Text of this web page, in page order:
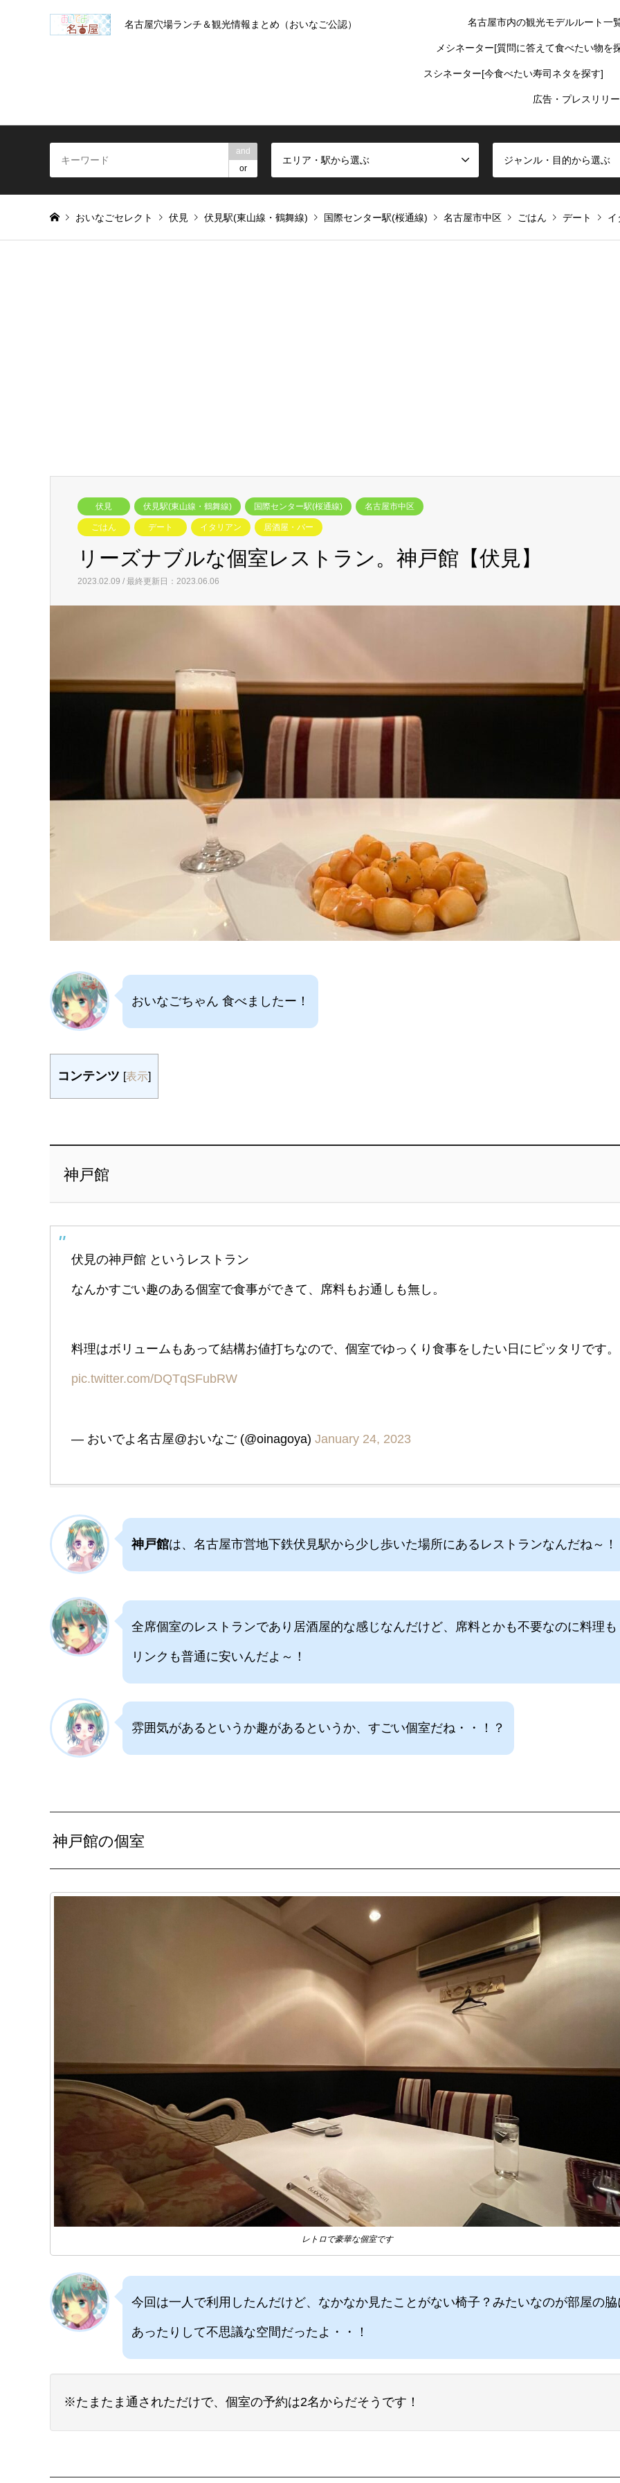
名古屋穴場ランチ＆観光情報まとめ（おいなご公認） 名古屋市内の観光モデルルート一
メシネーター[質問に答えて食べたい物を
スシネーター[今食べたい寿司ネタを探す]
広告・プレスリリ
and
or
エリア・駅から選ぶ ジャンル・目的から選ぶ
おいなごセレクト 伏見 伏見駅(東山線・鶴舞線) 国際センター駅(桜通線) 名古屋市中区 ごはん デート イ
伏見 伏見駅(東山線・鶴舞線) 国際センター駅(桜通線) 名古屋市中区
ごはん デート イタリアン 居酒屋・バー
リーズナブルな個室レストラン。神戸館【伏見】
2023.02.09 / 最終更新日：2023.06.06
おいなごちゃん 食べましたー！
コンテンツ [表示]
神戸館
伏見の神戸館 というレストラン
なんかすごい趣のある個室で食事ができて、席料もお通しも無し。
料理はボリュームもあって結構お値打ちなので、個室でゆっくり食事をしたい日にピッタリです。
pic.twitter.com/DQTqSFubRW
— おいでよ名古屋@おいなご (@oinagoya) January 24, 2023
神戸館は、名古屋市営地下鉄伏見駅から少し歩いた場所にあるレストランなんだね～！
全席個室のレストランであり居酒屋的な感じなんだけど、席料とかも不要なのに料理も
リンクも普通に安いんだよ～！
雰囲気があるというか趣があるというか、すごい個室だね・・！？
神戸館の個室
レトロで豪華な個室です
今回は一人で利用したんだけど、なかなか見たことがない椅子？みたいなのが部屋の脇
あったりして不思議な空間だったよ・・！
※たまたま通されただけで、個室の予約は2名からだそうです！